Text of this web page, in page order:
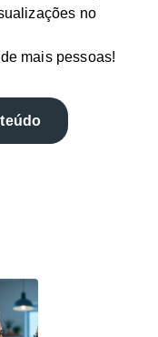
no
mais pessoas!